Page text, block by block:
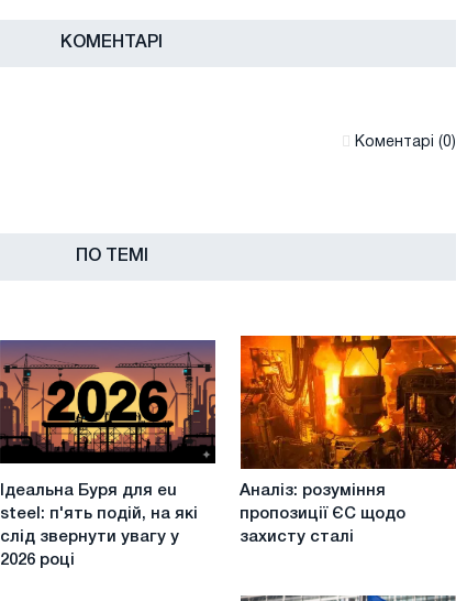
КОМЕНТАРІ
Коментарі (0)
ПО ТЕМІ
Ідеальна
Буря
для
eu
Ідеальна Буря для eu
steel: п'ять подій, на які
слід звернути увагу у
2026 році
Аналіз:
розуміння
пропозиції
захисту
Аналіз: розуміння
пропозиції ЄС щодо
захисту сталі